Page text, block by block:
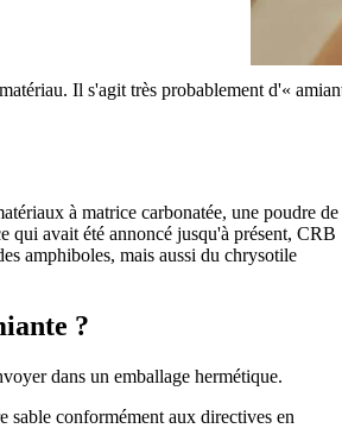
Il s'agit très probablement d'«
à matrice carbonatée, une poudre de
qui avait été annoncé jusqu'à présent, CRB
amphiboles, mais aussi du chrysotile
?
dans un emballage hermétique.
sable conformément aux directives en